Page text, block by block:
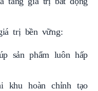
trị bền vững:
sản phẩm luôn hấp
khu hoàn chỉnh tạo